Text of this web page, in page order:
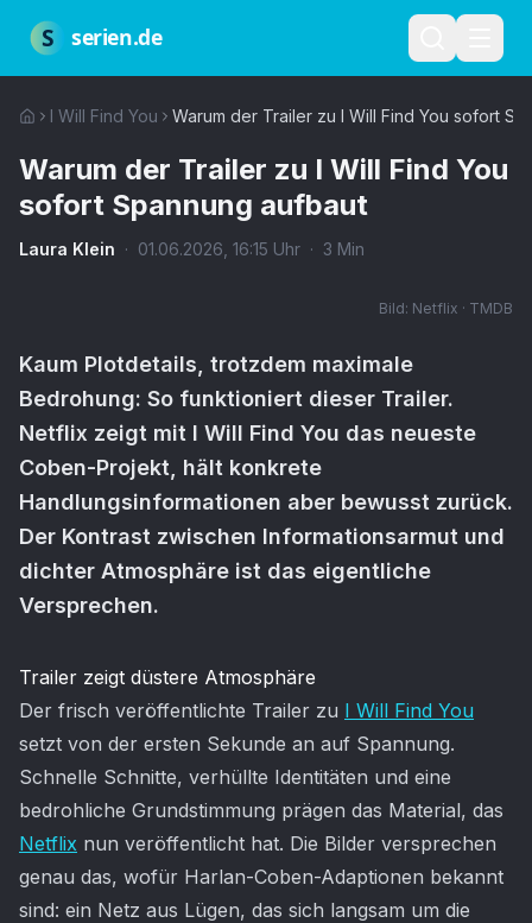
S serien.de
I Will Find You Warum der Trailer zu I Will Find You sofort
Warum der Trailer zu I Will Find You
sofort Spannung aufbaut
Laura Klein · 01.06.2026 16:15 Uhr · 3 Min
Bild: Netflix · TMDB
Kaum Plotdetails, trotzdem maximale
Bedrohung: So funktioniert dieser Trailer.
Netflix zeigt mit I Will Find You das neueste
Coben-Projekt, hält konkrete
Handlungsinformationen aber bewusst zurück.
Der Kontrast zwischen Informationsarmut und
dichter Atmosphäre ist das eigentliche
Versprechen.
Artikel-Inhalt
Trailer zeigt düstere Atmosphäre
Der frisch veröffentlichte Trailer zu I Will Find You
setzt von der ersten Sekunde an auf Spannung.
Schnelle Schnitte, verhüllte Identitäten und eine
bedrohliche Grundstimmung prägen das Material, das
Netflix nun veröffentlicht hat. Die Bilder versprechen
genau das, wofür Harlan-Coben-Adaptionen bekannt
sind: ein Netz aus Lügen, das sich langsam um die
Nutzungsbedingungen